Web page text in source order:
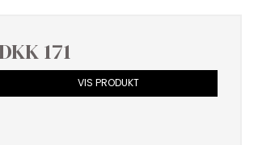
DKK 171
VIS PRODUKT